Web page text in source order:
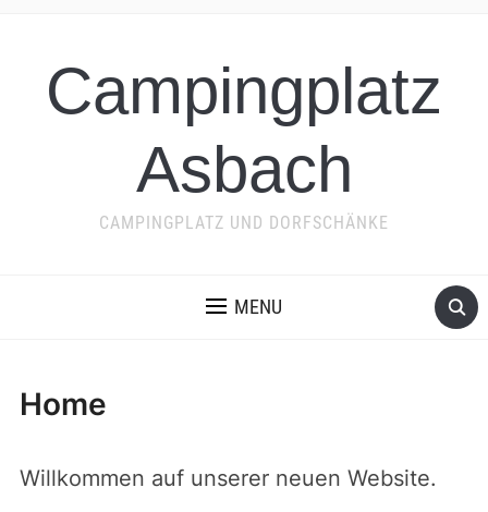
Campingplatz
Asbach
CAMPINGPLATZ UND DORFSCHÄNKE
MENU
Home
Willkommen auf unserer neuen Website.